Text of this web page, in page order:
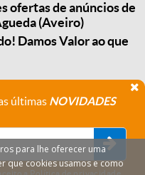
ofertas de anúncios de
(Aveiro)
Damos Valor ao que
últimas NOVIDADES
para lhe oferecer uma
que cookies usamos e como